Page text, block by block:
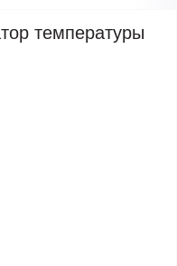
температуры